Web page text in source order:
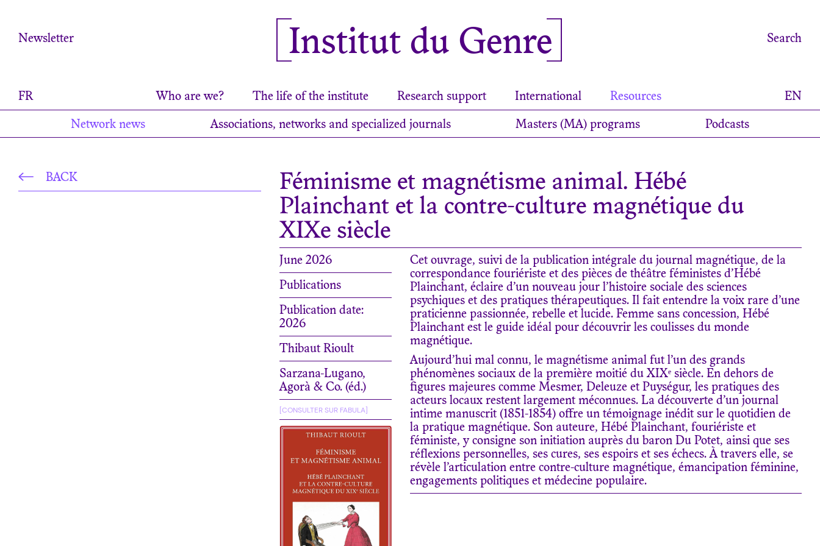
Newsletter Institut du Genre Search
FR Who are we? The life of the institute Research support International Resources EN
Network news Associations, networks and specialized journals Masters (MA) programs Podcasts
BACK
Féminisme et magnétisme animal. Hébé
Plainchant et la contre-culture magnétique du
XIXe siècle
June 2026
Publications
Publication date:
2026
Thibaut Rioult
Sarzana-Lugano,
Agorà & Co. (éd.)
[CONSULTER SUR FABULA]
Cet ouvrage, suivi de la publication intégrale du journal magnétique, de la
correspondance fouriériste et des pièces de théâtre féministes d’Hébé
Plainchant, éclaire d’un nouveau jour l’histoire sociale des sciences
psychiques et des pratiques thérapeutiques. Il fait entendre la voix rare d’une
praticienne passionnée, rebelle et lucide. Femme sans concession, Hébé
Plainchant est le guide idéal pour découvrir les coulisses du monde
magnétique.
Aujourd’hui mal connu, le magnétisme animal fut l’un des grands
phénomènes sociaux de la première moitié du XIXᵉ siècle. En dehors de
figures majeures comme Mesmer, Deleuze et Puységur, les pratiques des
acteurs locaux restent largement méconnues. La découverte d’un journal
intime manuscrit (1851-1854) offre un témoignage inédit sur le quotidien de
la pratique magnétique. Son auteure, Hébé Plainchant, fouriériste et
féministe, y consigne son initiation auprès du baron Du Potet, ainsi que ses
réflexions personnelles, ses cures, ses espoirs et ses échecs. À travers elle, se
révèle l’articulation entre contre-culture magnétique, émancipation féminine,
engagements politiques et médecine populaire.